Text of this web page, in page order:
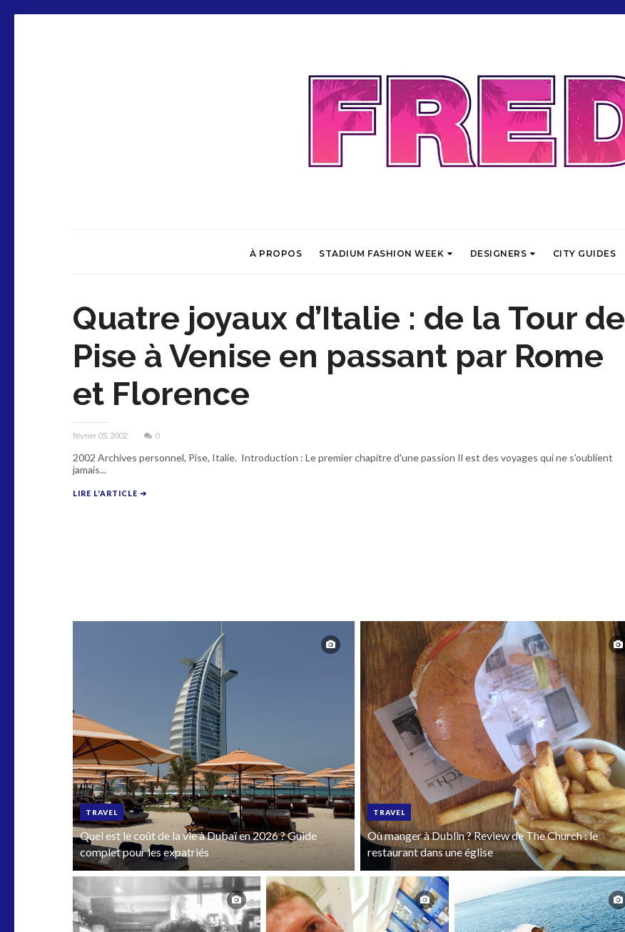
À PROPOS STADIUM FASHION WEEK DESIGNERS CITY GUIDES
Quatre joyaux d’Italie : de la Tour de
Pise à Venise en passant par Rome
et Florence
février 05, 2002 0
2002 Archives personnel, Pise, Italie. Introduction : Le premier chapitre d'une passion Il est des voyages qui ne s'oublient
jamais...
LIRE L'ARTICLE ➔
TRAVEL
Quel est le coût de la vie à Dubaï en 2026 ? Guide
complet pour les expatriés
TRAVEL
Où manger à Dublin ? Review de The Church : le
restaurant dans une église